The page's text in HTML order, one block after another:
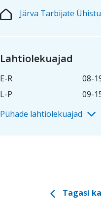
Järva Tarbijate Ühistu
Lahtiolekuajad
E-R
08-
L-P
09-
Pühade lahtiolekuajad
Tagasi